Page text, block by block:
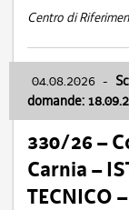
Centro di
04.08.2026 -
domande:
330/26 –
Carnia –
TECNICO